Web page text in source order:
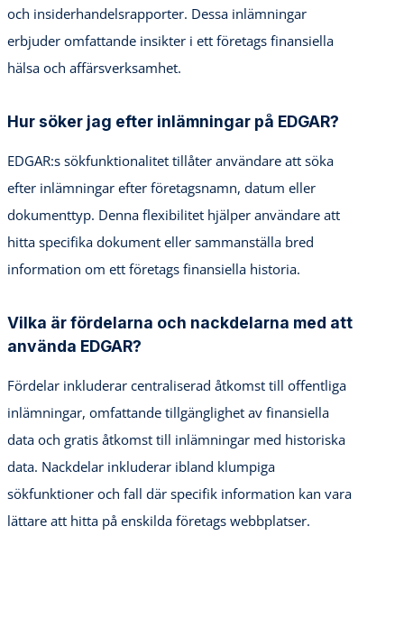
och insiderhandelsrapporter. Dessa inlämningar
erbjuder omfattande insikter i ett företags finansiella
hälsa och affärsverksamhet.
Hur söker jag efter inlämningar på EDGAR?
EDGAR:s sökfunktionalitet tillåter användare att söka
efter inlämningar efter företagsnamn, datum eller
dokumenttyp. Denna flexibilitet hjälper användare att
hitta specifika dokument eller sammanställa bred
information om ett företags finansiella historia.
Vilka är fördelarna och nackdelarna med att
använda EDGAR?
Fördelar inkluderar centraliserad åtkomst till offentliga
inlämningar, omfattande tillgänglighet av finansiella
data och gratis åtkomst till inlämningar med historiska
data. Nackdelar inkluderar ibland klumpiga
sökfunktioner och fall där specifik information kan vara
lättare att hitta på enskilda företags webbplatser.